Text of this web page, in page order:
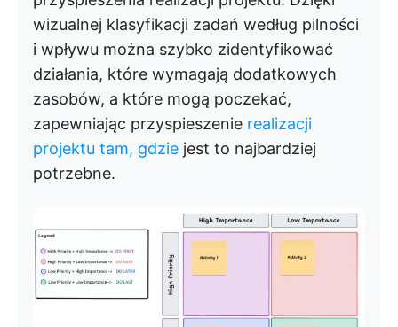
wizualnej klasyfikacji zadań według pilności
i wpływu można szybko zidentyfikować
działania, które wymagają dodatkowych
zasobów, a które mogą poczekać,
zapewniając przyspieszenie realizacji
projektu tam, gdzie jest to najbardziej
potrzebne.